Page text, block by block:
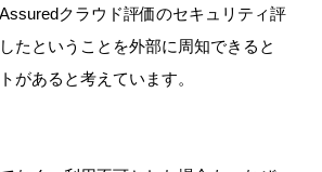
クラウド評価のセキュリティ評
たということを外部に周知できると
があると考えています。